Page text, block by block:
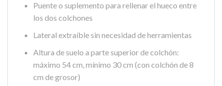
Puente o suplemento para rellenar el hueco entre
los dos colchones
Lateral extraíble sin necesidad de herramientas
Altura de suelo a parte superior de colchón:
máximo 54 cm, mínimo 30 cm (con colchón de 8
cm de grosor)